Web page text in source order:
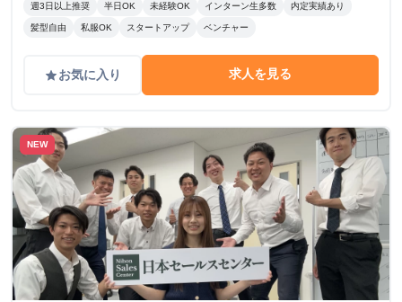
週3日以上推奨 半日OK 未経験OK インターン生多数 内定実績あり
髪型自由 私服OK スタートアップ ベンチャー
gradeお気に入り 求人を見る
NEW